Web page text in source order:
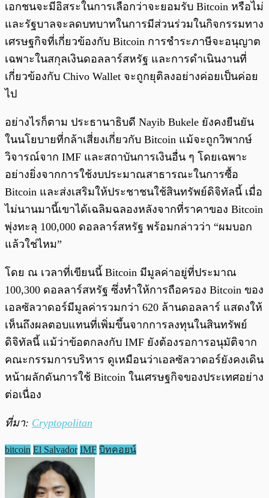
เอกชนจะมีอิสระในการเลือกว่าจะยอมรับ Bitcoin หรือไม่
และรัฐบาลจะลดบทบาทในการมีส่วนร่วมในกิจกรรมทาง
เศรษฐกิจที่เกี่ยวข้องกับ Bitcoin การชำระภาษีจะอนุญาต
เฉพาะในสกุลเงินดอลลาร์สหรัฐ และการดำเนินงานที่
เกี่ยวข้องกับ Chivo Wallet จะถูกยุติลงอย่างค่อยเป็นค่อย
ไป
อย่างไรก็ตาม ประธานาธิบดี Nayib Bukele ยังคงยืนยัน
ในนโยบายที่กล้าเสี่ยงเกี่ยวกับ Bitcoin แม้จะถูกวิพากษ์
วิจารณ์จาก IMF และสถาบันการเงินอื่น ๆ โดยเฉพาะ
อย่างยิ่งจากการใช้งบประมาณสาธารณะในการซื้อ
Bitcoin และส่งเสริมให้ประชาชนใช้สินทรัพย์ดิจิทัลนี้ เมื่อ
ไม่นานมานี้เขาได้เฉลิมฉลองหลังจากที่ราคาของ Bitcoin
พุ่งทะลุ 100,000 ดอลลาร์สหรัฐ พร้อมกล่าวว่า “ผมบอก
แล้วใช่ไหม”
โดย ณ เวลาที่เขียนนี้ Bitcoin มีมูลค่าอยู่ที่ประมาณ
100,300 ดอลลาร์สหรัฐ ซึ่งทำให้การถือครอง Bitcoin ของ
เอลซัลวาดอร์มีมูลค่ารวมกว่า 620 ล้านดอลลาร์ แสดงให้
เห็นถึงผลตอบแทนที่เพิ่มขึ้นจากการลงทุนในสินทรัพย์
ดิจิทัลนี้ แม้ว่าข้อตกลงกับ IMF ยังต้องรอการอนุมัติจาก
คณะกรรมการบริหาร ดูเหมือนว่าเอลซัลวาดอร์ยังคงเดิน
หน้าผลักดันการใช้ Bitcoin ในเศรษฐกิจของประเทศอย่าง
ต่อเนื่อง
ที่มา: Cryptopolitan
bitcoin El Salvador IMF บิทคอยน์